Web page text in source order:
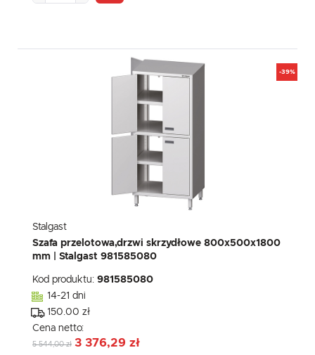
-39%
Stalgast
Szafa przelotowa,drzwi skrzydłowe 800x500x1800
mm | Stalgast 981585080
Kod produktu: 981585080
14-21 dni
150.00 zł
Cena netto:
5 544,00 zł 3 376,29 zł